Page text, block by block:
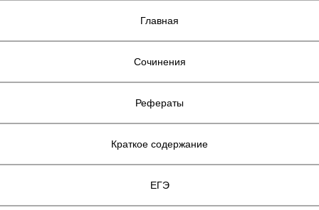
Главная
Сочинения
Рефераты
Краткое содержание
ЕГЭ